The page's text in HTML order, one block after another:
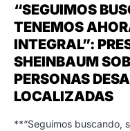
“SEGUIMOS
TENEMOS
INTEGRAL”:
SHEINBAUM
PERSONAS
LOCALIZADAS
**“Seguimos buscando,